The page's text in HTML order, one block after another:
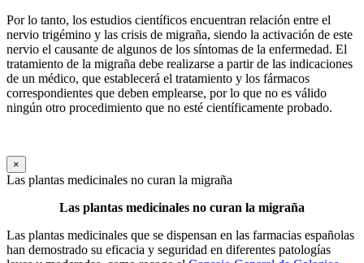
Por lo tanto, los estudios científicos encuentran relación entre el
nervio trigémino y las crisis de migraña, siendo la activación de este
nervio el causante de algunos de los síntomas de la enfermedad. El
tratamiento de la migraña debe realizarse a partir de las indicaciones
de un médico, que establecerá el tratamiento y los fármacos
correspondientes que deben emplearse, por lo que no es válido
ningún otro procedimiento que no esté científicamente probado.
×
Las plantas medicinales no curan la migraña
Las plantas medicinales no curan la migraña
Las plantas medicinales que se dispensan en las farmacias españolas
han demostrado su eficacia y seguridad en diferentes patologías